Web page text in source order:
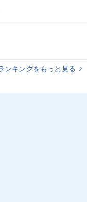
ンキングをもっと見る